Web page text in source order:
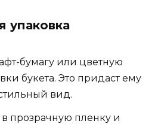
упаковка
бумагу или цветную
букета. Это придаст ему
вид.
прозрачную пленку и